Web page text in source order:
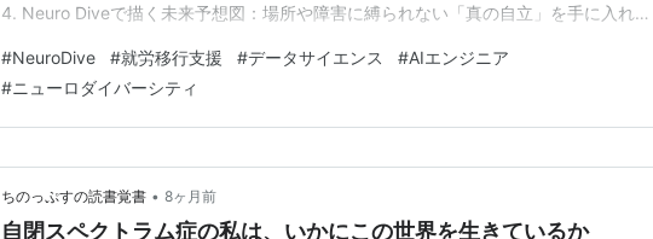
4. Neuro Diveで描く未来予想図：場所や障害に縛られない「真の自立」を手に入れる
特化型「Neuro Dive」が切り拓く次世代のキャリ…
#NeuroDive #就労移行支援 #データサイエンス #AIエンジニア
#ニューロダイバーシティ
ちのっぷすの読書覚書 • 8ヶ月前
自閉スペクトラム症の私は、いかにこの世界を生きているか